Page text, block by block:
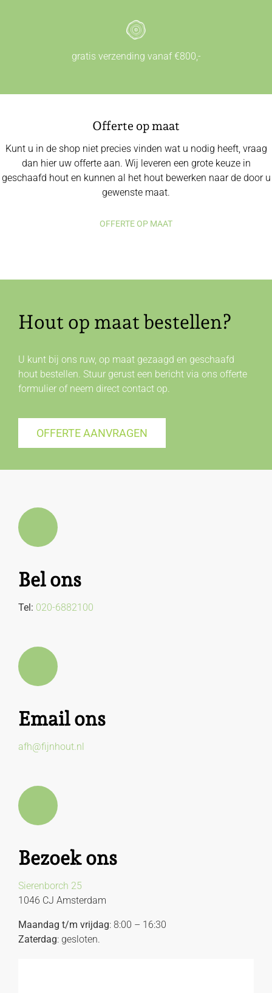
gratis verzending vanaf €800,-
Offerte op maat
Kunt u in de shop niet precies vinden wat u nodig heeft, vraag
dan hier uw offerte aan. Wij leveren een grote keuze in
geschaafd hout en kunnen al het hout bewerken naar de door u
gewenste maat.
OFFERTE OP MAAT
Hout op maat bestellen?
U kunt bij ons ruw, op maat gezaagd en geschaafd
hout bestellen. Stuur gerust een bericht via ons offerte
formulier of neem direct contactop.
OFFERTE AANVRAGEN
Bel ons
Tel: 020-6882100
Email ons
afh@fijnhout.nl
Bezoek ons
Sierenborch 25
1046 CJ Amsterdam
Maandag t/m vrijdag: 8:00 – 16:30
Zaterdag: gesloten.